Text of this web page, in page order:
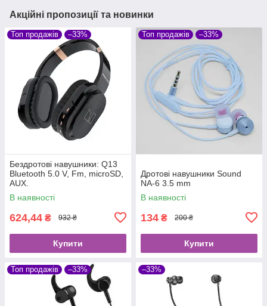
Акційні пропозиції та новинки
Топ продажів –33%
Бездротові навушники: Q13
Bluetooth 5.0 V, Fm, microSD,
AUX.
В наявності
624,44 ₴ 932 ₴
Купити
Топ продажів –33%
Дротові навушники Sound
NA-6 3.5 mm
В наявності
134 ₴ 200 ₴
Купити
Топ продажів –33% –33%